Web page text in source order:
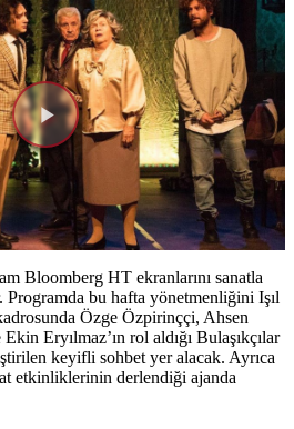
Videoyu
Oynat
Bloomberg HT ekranlarını sanatla
bu hafta yönetmenliğini Işıl
Özge Özpirinççi, Ahsen
Eryılmaz’ın rol aldığı Bulaşıkçılar
keyifli sohbet yer alacak. Ayrıca
etkinliklerinin derlendiği ajanda